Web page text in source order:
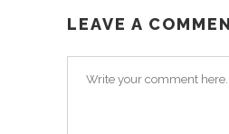
LEAVE A